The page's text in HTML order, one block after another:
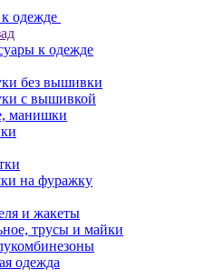
одежде
к одежде
без вышивки
с вышивкой
манишки
на фуражку
и жакеты
трусы и майки
одежда